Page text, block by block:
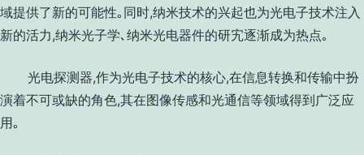
域提供了新的可能性｡同时,纳米技术的兴起也为光电子技术注入
新的活力,纳米光子学､纳米光电器件的研宄逐渐成为热点｡
光电探测器,作为光电子技术的核心,在信息转换和传输中扮
演着不可或缺的角色,其在图像传感和光通信等领域得到广泛应
用｡